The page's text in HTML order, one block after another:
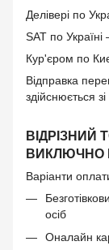
Делівері по
SAT по
Кур'єром по
Відправка
здійснюється
ВІДРІЗНИЙ
ВИКЛЮЧНО
Варіанти
осіб
Оналайн